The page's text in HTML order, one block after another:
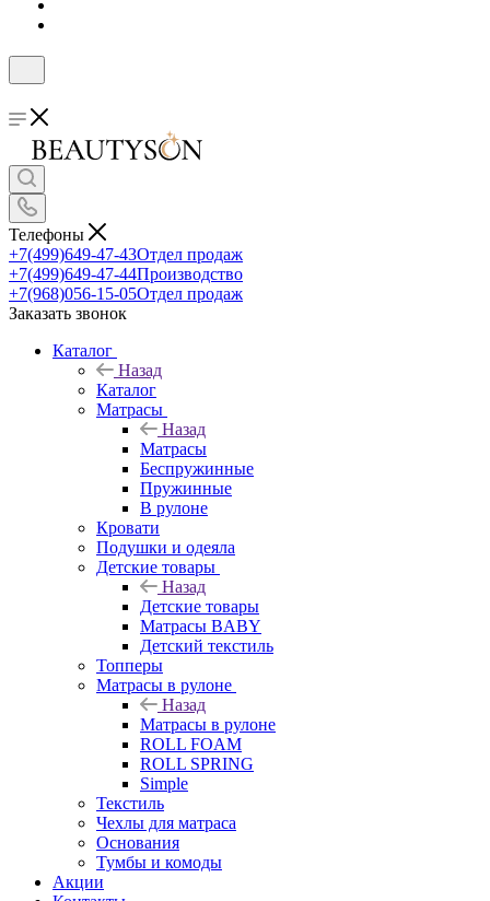
Телефоны
+7(499)649-47-43Отдел продаж
+7(499)649-47-44Производство
+7(968)056-15-05Отдел продаж
Заказать звонок
Каталог
Назад
Каталог
Матрасы
Назад
Матрасы
Беспружинные
Пружинные
В рулоне
Кровати
Подушки и одеяла
Детские товары
Назад
Детские товары
Матрасы BABY
Детский текстиль
Топперы
Матрасы в рулоне
Назад
Матрасы в рулоне
ROLL FOAM
ROLL SPRING
Simple
Текстиль
Чехлы для матраса
Основания
Тумбы и комоды
Акции